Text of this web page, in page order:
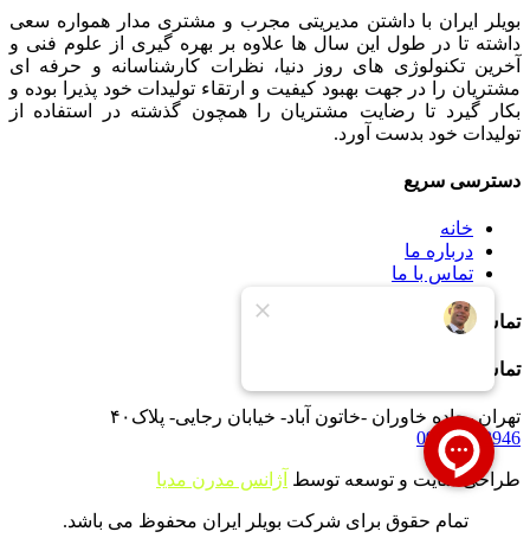
بویلر ایران با داشتن مدیریتی مجرب و مشتری مدار همواره سعی
داشته تا در طول این سال ها علاوه بر بهره گیری از علوم فنی و
آخرین تکنولوژی های روز دنیا، نظرات کارشناسانه و حرفه ای
مشتریان را در جهت بهبود کیفیت و ارتقاء تولیدات خود پذیرا بوده و
بکار گیرد تا رضایت مشتریان را همچون گذشته در استفاده از
تولیدات خود بدست آورد.
دسترسی سریع
خانه
درباره ما
تماس با ما
تماس با ما
تماس با ما
تهران -جاده خاوران -خاتون آباد- خیابان رجایی- پلاک۴۰
09121233946
طراحی سایت و توسعه توسط آژانس مدرن مدیا
تمام حقوق برای شرکت بویلر ایران محفوظ می باشد.